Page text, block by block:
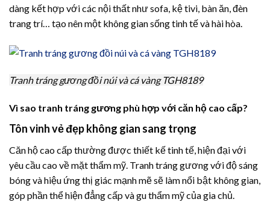
dàng kết hợp với các nội thất như sofa, kệ tivi, bàn ăn, đèn
trang trí… tạo nên một không gian sống tinh tế và hài hòa.
Tranh tráng gương đồi núi và cá vàng TGH8189
Vì sao tranh tráng gương phù hợp với căn hộ cao cấp?
Tôn vinh vẻ đẹp không gian sang trọng
Căn hộ cao cấp thường được thiết kế tinh tế, hiện đại với
yêu cầu cao về mặt thẩm mỹ. Tranh tráng gương với độ sáng
bóng và hiệu ứng thị giác mạnh mẽ sẽ làm nổi bật không gian,
góp phần thể hiện đẳng cấp và gu thẩm mỹ của gia chủ.